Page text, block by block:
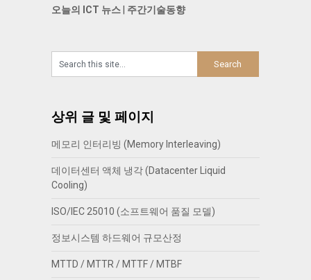
오늘의 ICT 뉴스| 주간기술동향
상위 글 및 페이지
메모리 인터리빙 (Memory Interleaving)
데이터센터 액체 냉각 (Datacenter Liquid
Cooling)
ISO/IEC 25010 (소프트웨어 품질 모델)
정보시스템 하드웨어 규모산정
MTTD / MTTR / MTTF / MTBF